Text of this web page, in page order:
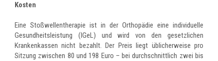
Kosten
Eine Stoßwellentherapie ist in der Orthopädie eine individuelle
Gesundheitsleistung (IGeL) und wird von den gesetzlichen
Krankenkassen nicht bezahlt. Der Preis liegt üblicherweise pro
Sitzung zwischen 80 und 198 Euro – bei durchschnittlich zwei bis